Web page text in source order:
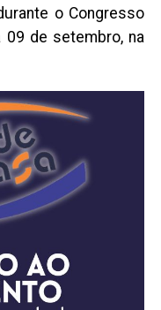
o Congresso
de setembro, na